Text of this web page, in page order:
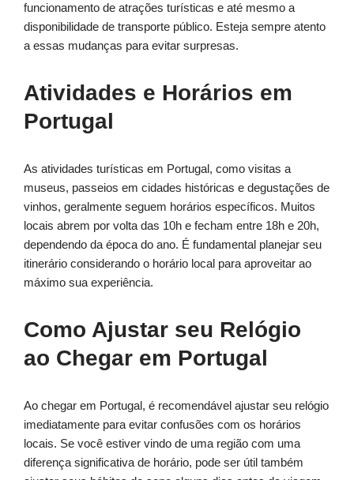
funcionamento de atrações turísticas e até mesmo a
disponibilidade de transporte público. Esteja sempre atento
a essas mudanças para evitar surpresas.
Atividades e Horários em
Portugal
As atividades turísticas em Portugal, como visitas a
museus, passeios em cidades históricas e degustações de
vinhos, geralmente seguem horários específicos. Muitos
locais abrem por volta das 10h e fecham entre 18h e 20h,
dependendo da época do ano. É fundamental planejar seu
itinerário considerando o horário local para aproveitar ao
máximo sua experiência.
Como Ajustar seu Relógio
ao Chegar em Portugal
Ao chegar em Portugal, é recomendável ajustar seu relógio
imediatamente para evitar confusões com os horários
locais. Se você estiver vindo de uma região com uma
diferença significativa de horário, pode ser útil também